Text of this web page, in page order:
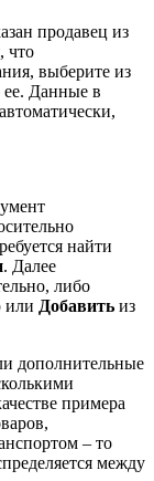
продавец из
что
выберите из
Данные в
найти
. Далее
либо
или Добавить из
дополнительные
примера
– то
между